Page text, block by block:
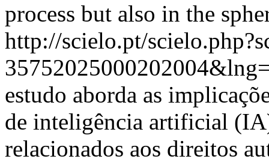
process but also in the
http://scielo.pt/
estudo aborda as
de inteligência artificial
relacionados aos direitos